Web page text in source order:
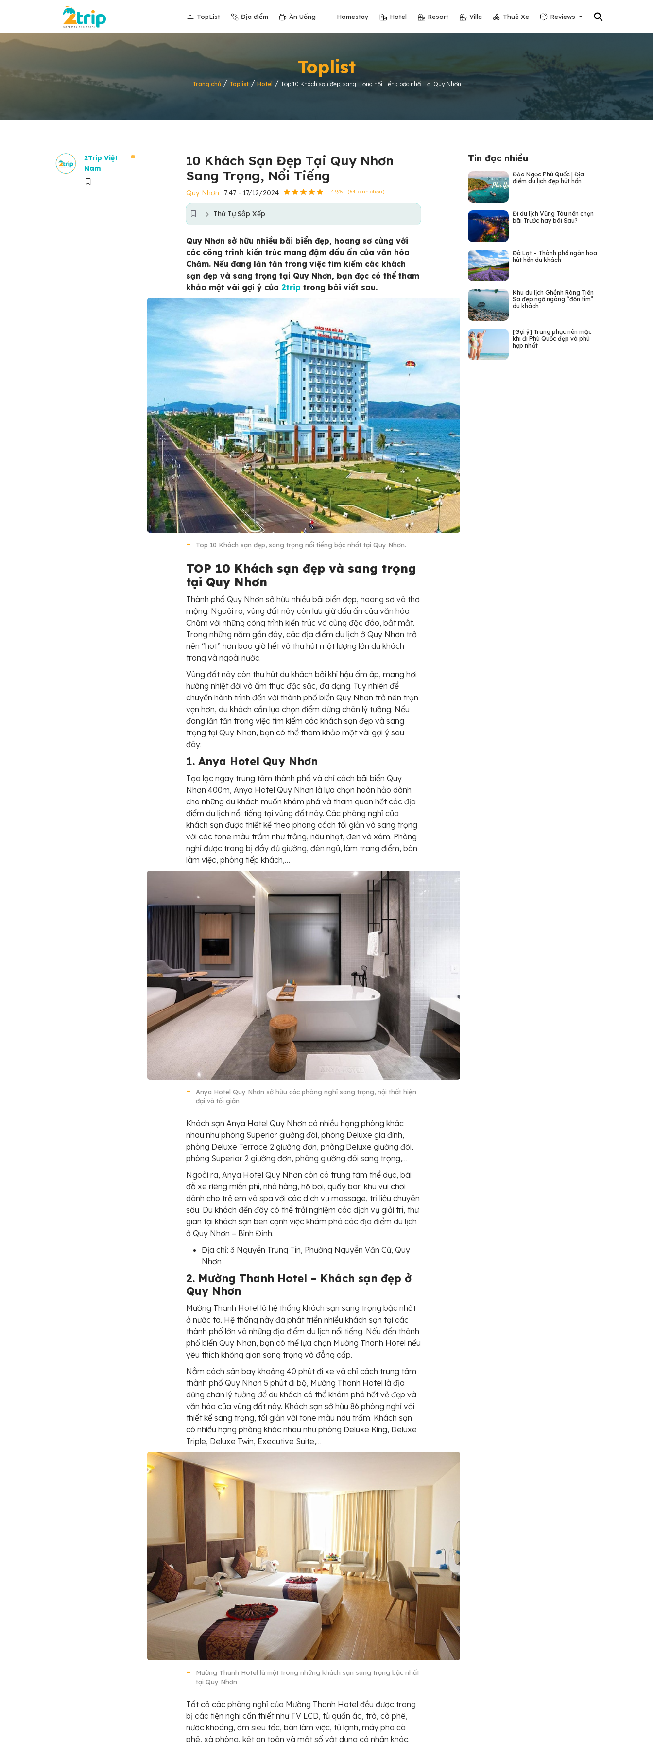
⚲
TopList Địa điểm Ăn Uống Homestay Hotel Resort Villa Thuê Xe Reviews
Toplist
Trang chủ/ Toplist/ Hotel / Top 10 Khách sạn đẹp, sang trọng nổi tiếng bậc nhất tại Quy Nhơn
2Trip Việt
Nam
10 Khách Sạn Đẹp Tại Quy Nhơn
Sang Trọng, Nổi Tiếng
Quy Nhơn 7:47 - 17/12/2024 4.9/5 - (64 bình chọn)
Thứ Tự Sắp Xếp
Quy Nhơn sở hữu nhiều bãi biển đẹp, hoang sơ cùng với
các công trình kiến trúc mang đậm dấu ấn của văn hóa
Chăm. Nếu đang lăn tăn trong việc tìm kiếm các khách
sạn đẹp và sang trọng tại Quy Nhơn, bạn đọc có thể tham
khảo một vài gợi ý của 2trip trong bài viết sau.
Top 10 Khách sạn đẹp, sang trọng nổi tiếng bậc nhất tại Quy Nhơn.
TOP 10 Khách sạn đẹp và sang trọng
tại Quy Nhơn
Thành phố Quy Nhơn sở hữu nhiều bãi biển đẹp, hoang sơ và thơ
mộng. Ngoài ra, vùng đất này còn lưu giữ dấu ấn của văn hóa
Chăm với những công trình kiến trúc vô cùng độc đáo, bắt mắt.
Trong những năm gần đây, các địa điểm du lịch ở Quy Nhơn trở
nên “hot” hơn bao giờ hết và thu hút một lượng lớn du khách
trong và ngoài nước.
Vùng đất này còn thu hút du khách bởi khí hậu ấm áp, mang hơi
hướng nhiệt đới và ẩm thực đặc sắc, đa dạng. Tuy nhiên để
chuyến hành trình đến với thành phố biển Quy Nhơn trở nên trọn
vẹn hơn, du khách cần lựa chọn điểm dừng chân lý tưởng. Nếu
đang lăn tăn trong việc tìm kiếm các khách sạn đẹp và sang
trọng tại Quy Nhơn, bạn có thể tham khảo một vài gợi ý sau
đây:
1. Anya Hotel Quy Nhơn
Tọa lạc ngay trung tâm thành phố và chỉ cách bãi biển Quy
Nhơn 400m, Anya Hotel Quy Nhơn là lựa chọn hoàn hảo dành
cho những du khách muốn khám phá và tham quan hết các địa
điểm du lịch nổi tiếng tại vùng đất này. Các phòng nghỉ của
khách sạn được thiết kế theo phong cách tối giản và sang trọng
với các tone màu trầm như trắng, nâu nhạt, đen và xám. Phòng
nghỉ được trang bị đầy đủ giường, đèn ngủ, làm trang điểm, bàn
làm việc, phòng tiếp khách,…
Anya Hotel Quy Nhơn sở hữu các phòng nghỉ sang trọng, nội thất hiện
đại và tối giản
Khách sạn Anya Hotel Quy Nhơn có nhiều hạng phòng khác
nhau như phòng Superior giường đôi, phòng Deluxe gia đình,
phòng Deluxe Terrace 2 giường đơn, phòng Deluxe giường đôi,
phòng Superior 2 giường đơn, phòng giường đôi sang trọng,…
Ngoài ra, Anya Hotel Quy Nhơn còn có trung tâm thể dục, bãi
đỗ xe riêng miễn phí, nhà hàng, hồ bơi, quầy bar, khu vui chơi
dành cho trẻ em và spa với các dịch vụ massage, trị liệu chuyên
sâu. Du khách đến đây có thể trải nghiệm các dịch vụ giải trí, thư
giãn tại khách sạn bên cạnh việc khám phá các địa điểm du lịch
ở Quy Nhơn – Bình Định.
Địa chỉ: 3 Nguyễn Trung Tín, Phường Nguyễn Văn Cừ, Quy
Nhơn
2. Mường Thanh Hotel – Khách sạn đẹp ở
Quy Nhơn
Mường Thanh Hotel là hệ thống khách sạn sang trọng bậc nhất
ở nước ta. Hệ thống này đã phát triển nhiều khách sạn tại các
thành phố lớn và những địa điểm du lịch nổi tiếng. Nếu đến thành
phố biển Quy Nhơn, bạn có thể lựa chọn Mường Thanh Hotel nếu
yêu thích không gian sang trọng và đẳng cấp.
Nằm cách sân bay khoảng 40 phút đi xe và chỉ cách trung tâm
thành phố Quy Nhơn 5 phút đi bộ, Mường Thanh Hotel là địa
dừng chân lý tưởng để du khách có thể khám phá hết vẻ đẹp và
văn hóa của vùng đất này. Khách sạn sở hữu 86 phòng nghỉ với
thiết kế sang trọng, tối giản với tone màu nâu trầm. Khách sạn
có nhiều hạng phòng khác nhau như phòng Deluxe King, Deluxe
Triple, Deluxe Twin, Executive Suite,…
Mường Thanh Hotel là một trong những khách sạn sang trọng bậc nhất
tại Quy Nhơn
Tất cả các phòng nghỉ của Mường Thanh Hotel đều được trang
bị các tiện nghi cần thiết như TV LCD, tủ quần áo, trà, cà phê,
nước khoáng, ấm siêu tốc, bàn làm việc, tủ lạnh, máy pha cà
phê, xà phòng, két an toàn và một số vật dụng cá nhân khác.
Tin đọc nhiều
Đảo Ngọc Phú Quốc | Địa
điểm du lịch đẹp hút hồn
Đi du lịch Vũng Tàu nên chọn
bãi Trước hay bãi Sau?
Đà Lạt – Thành phố ngàn hoa
hút hồn du khách
Khu du lịch Ghềnh Ráng Tiên
Sa đẹp ngỡ ngàng “đốn tim”
du khách
[Gợi ý] Trang phục nên mặc
khi đi Phú Quốc đẹp và phù
hợp nhất